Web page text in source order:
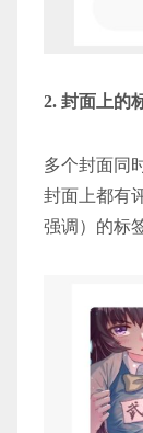
2. 封面上的
多个封面同
封面上都有
强调）的标